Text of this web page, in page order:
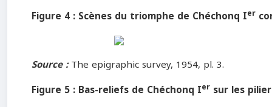
Figure 4 : Scènes du triomphe de Chéchonq Ier
Source : The epigraphic survey, 1954, pl. 3.
Figure 5 : Bas-reliefs de Chéchonq Ier sur les